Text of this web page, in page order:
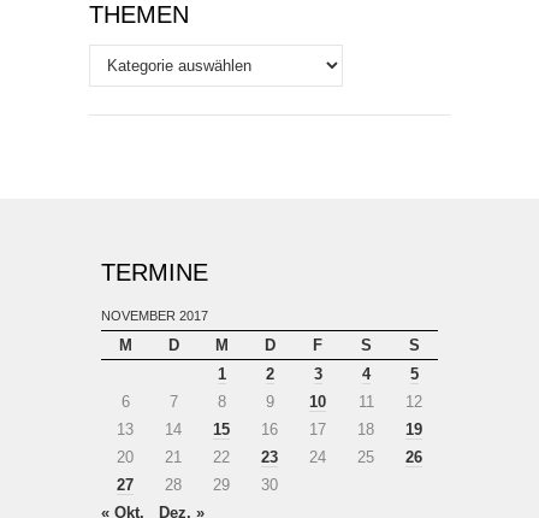
THEMEN
Themen
TERMINE
NOVEMBER 2017
M D M D F S
S
1
2 3 4
5
6
7 8 9 10 11
12
13
14 15 16 17 18
19
20
21 22 23 24 25
26
27
28 29
30
« Okt.
Dez. »